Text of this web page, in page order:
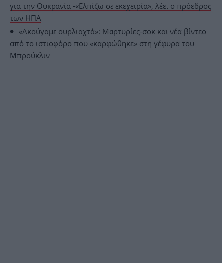
για την Ουκρανία -«Ελπίζω σε εκεχειρία», λέει ο πρόεδρος
των ΗΠΑ
«Ακούγαμε ουρλιαχτά»: Μαρτυρίες-σοκ και νέα βίντεο
από το ιστιοφόρο που «καρφώθηκε» στη γέφυρα του
Μπρούκλιν